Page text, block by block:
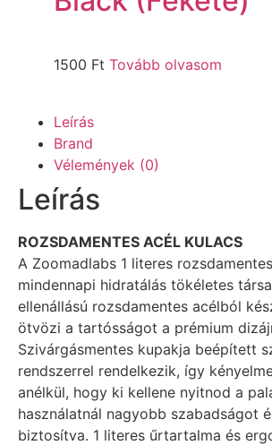
1500 Ft Tovább olvasom
Leírás
Brand
Vélemények (0)
Leírás
ROZSDAMENTES ACÉL KULACS
A Zoomadlabs 1 literes
mindennapi hidratálás tökéletes
ellenállású rozsdamentes acélból
ötvözi a tartósságot a prémium
Szivárgásmentes kupakja beépített
rendszerrel rendelkezik, így
anélkül, hogy ki kellene nyitnod a
használatnál nagyobb szabadságot
biztosítva. 1 literes űrtartalma és